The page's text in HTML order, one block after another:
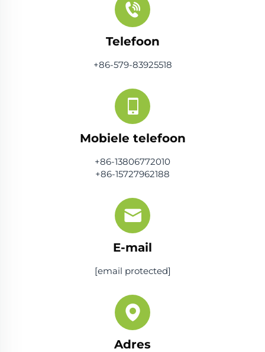
Telefoon
+86-579-83925518
Mobiele telefoon
+86-13806772010
+86-15727962188
E-mail
[email protected]
Adres